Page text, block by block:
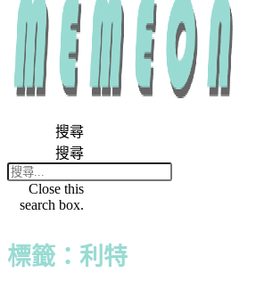
搜尋
搜尋
Close this
search box.
標籤：利特